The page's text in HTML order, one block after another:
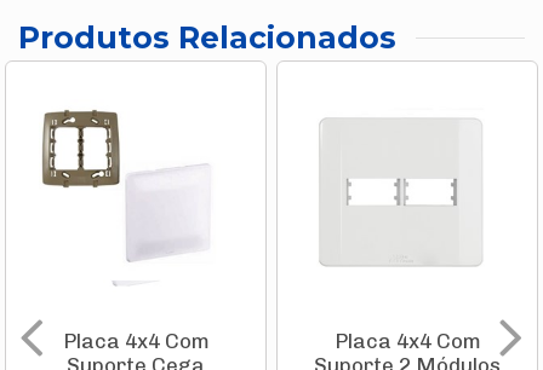
Produtos Relacionados
Placa 4x4 Com
Placa 4x4 Com